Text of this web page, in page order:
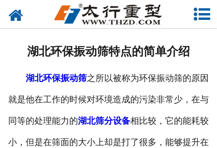
网站首页
联系我们
湖北环保振动筛特点的简单介绍
湖北环保振动筛之所以被称为环保振动筛的原因
就是他在工作的时候对环境造成的污染非常少，在与
同等的处理能力的湖北筛分设备相比较，它的能耗较
小，但是在筛面的大小上却是打了很多，能够提升在